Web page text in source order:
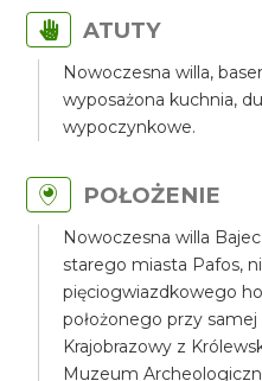
ATUTY
Nowoczesna willa,
wyposażona kuchnia,
wypoczynkowe.
POŁOŻENIE
Nowoczesna willa
starego miasta Pafos,
pięciogwiazdkowego
położonego przy
Krajobrazowy z
Muzeum